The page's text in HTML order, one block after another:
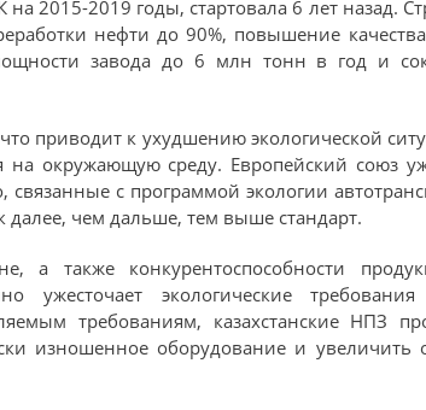
2015-2019 годы, стартовала 6 лет назад.
нефти до 90%, повышение
завода до 6 млн тонн в год и
приводит к ухудшению экологической
окружающую среду. Европейский союз
с программой экологии
чем дальше, тем выше стандарт.
а также конкурентоспособности
ужесточает экологические
требованиям, казахстанские НПЗ
изношенное оборудование и увеличить